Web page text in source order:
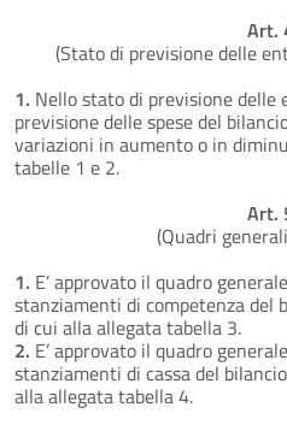
Art.
(Stato di previsione delle
1. Nello stato di previsione
previsione delle spese del
variazioni in aumento o in
tabelle 1 e 2.
Art.
(Quadri
1. E’ approvato il quadro
stanziamenti di competenza del
di cui alla allegata tabella 3.
2. E’ approvato il quadro
stanziamenti di cassa del
alla allegata tabella 4.